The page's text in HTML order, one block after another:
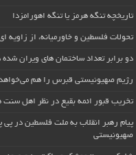
تاریخچه تنگه هرمز یا تنگه اهورامزدا
تحولات فلسطین و خاورمیانه، از
دو برابر تعداد ساختمان های ویران
رژیم صهیونیستی قبرس را هم می‌خواهد
تخریب قبور ائمه بقیع در نظر اهل سنت
پیام رهبر انقلاب به ملت فلسطین در
صهیونیستی